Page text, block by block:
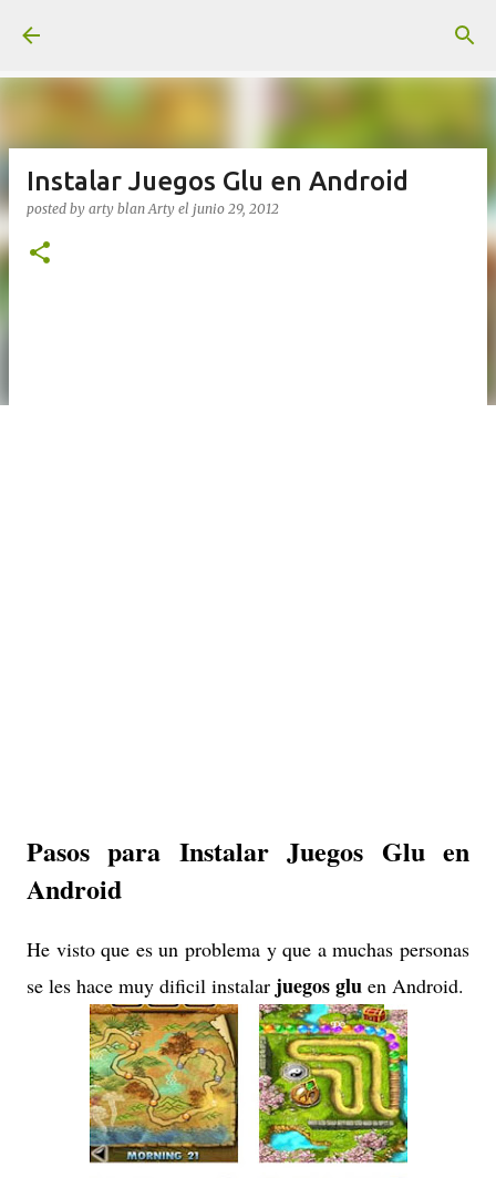
Instalar Juegos Glu en Android
posted by arty blanArty el junio 29, 2012
Pasos para Instalar Juegos Glu en
Android
He visto que es un problema y que a muchas personas
se les hace muy dificil instalar juegos glu en Android.